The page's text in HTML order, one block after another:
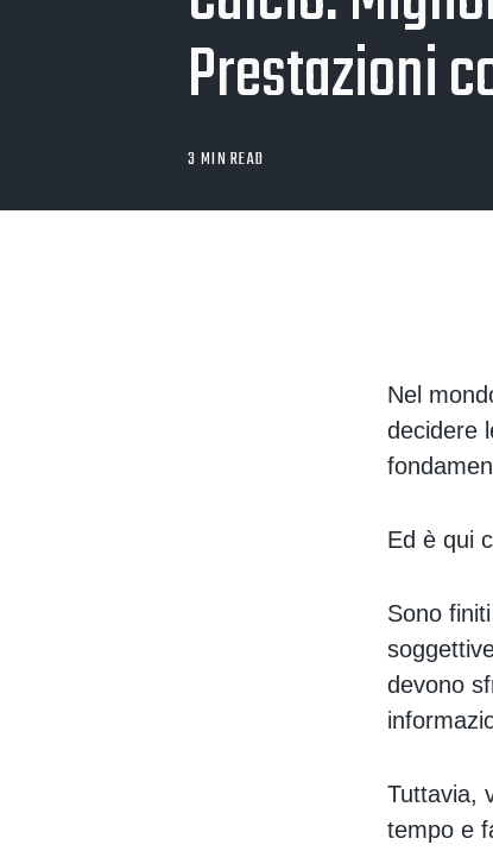
Prestazioni
3 MIN READ
Nel
decidere
Ed è qui
Sono
devono
Tuttavia,
tempo e